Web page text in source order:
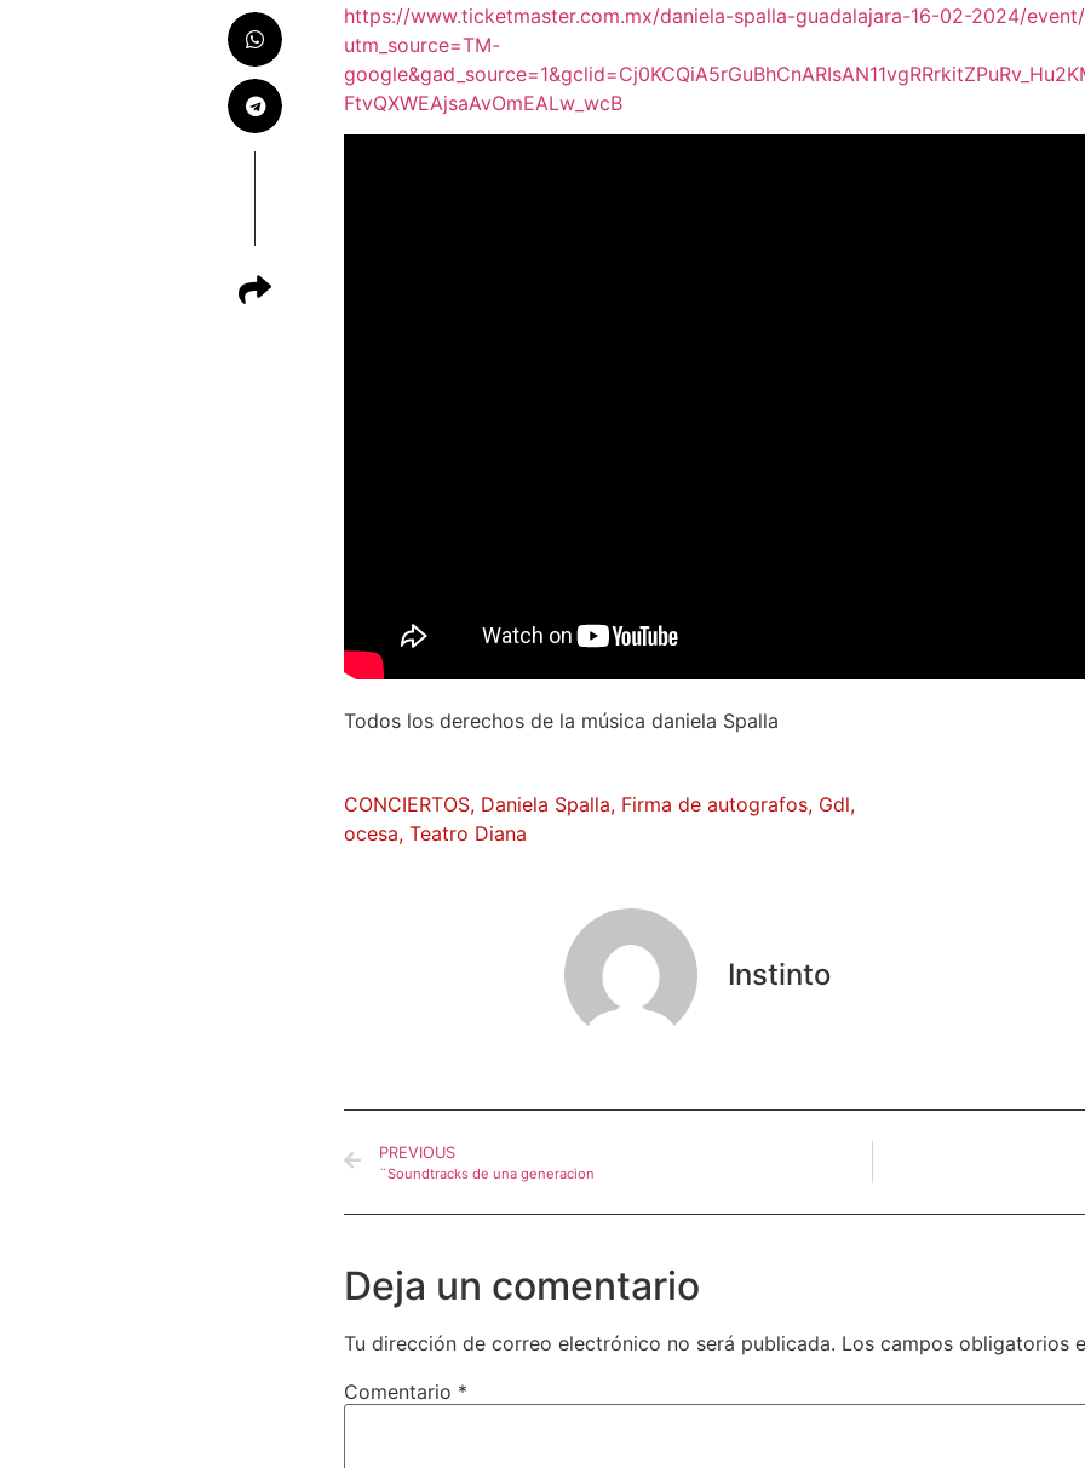
https://www.ticketmaster.com.mx/daniela-spalla-guadalajara-16-02-2024/
utm_source=TM-
FtvQXWEAjsaAvOmEALw_wcB
Todos los derechos de la música daniela Spalla
CONCIERTOS, Daniela Spalla, Firma de autografos, Gdl,
ocesa, Teatro Diana
Instinto
PREVIOUS
¨Soundtracks de una generacion
Deja un comentario
Tu dirección de correo electrónico no será publicada. Los campos obligatorios
Comentario *